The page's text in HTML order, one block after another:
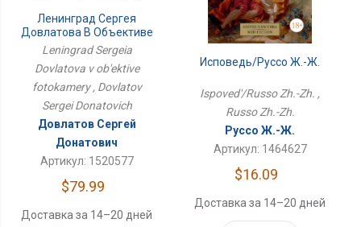
Ленинград Сергея
Довлатова В Объективе
Фотокамеры
Leningrad Sergeia
Dovlatova v ob'ektive
fotokamery , Dovlatov
Sergei Donatovich
Довлатов Сергей
Донатович
Артикул: 1520577
$79.99
Доставка за 14–20 дней
Исповедь/Руссо Ж.-Ж.
Ispoved'/Russo Zh.-Zh. ,
Russo Zh.-Zh.
Руссо Ж.-Ж.
Артикул: 1464627
$16.09
Доставка за 14–20 дней